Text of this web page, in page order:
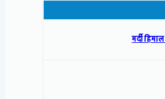
मर्दी